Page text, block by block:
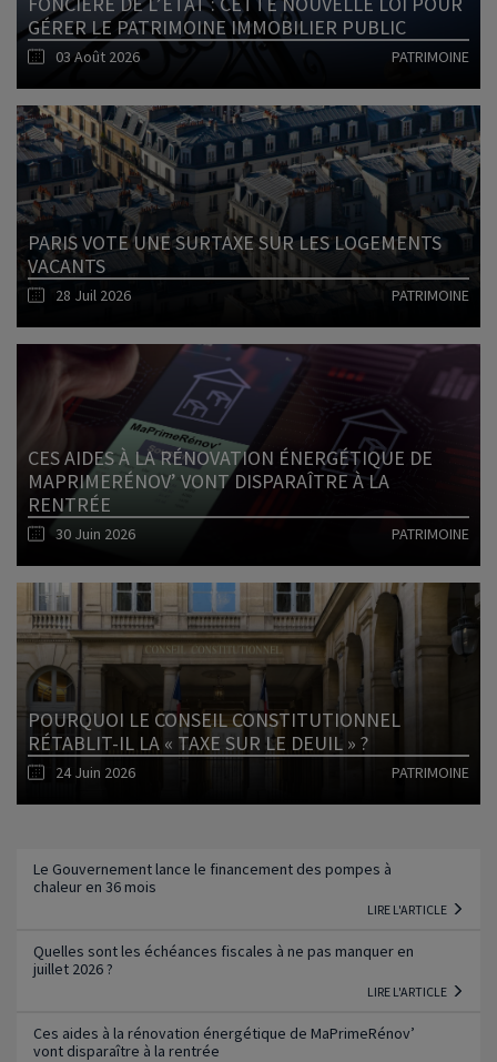
GÉRER LE PATRIMOINE IMMOBILIER PUBLIC
03 Août 2026 PATRIMOINE
Lire l'article
PARIS VOTE UNE SURTAXE SUR LES LOGEMENTS
VACANTS
28 Juil 2026 PATRIMOINE
Lire l'article
CES AIDES À LA RÉNOVATION ÉNERGÉTIQUE DE
MAPRIMERÉNOV’ VONT DISPARAÎTRE À LA
RENTRÉE
30 Juin 2026 PATRIMOINE
Lire l'article
POURQUOI LE CONSEIL CONSTITUTIONNEL
RÉTABLIT-IL LA « TAXE SUR LE DEUIL » ?
24 Juin 2026 PATRIMOINE
Le Gouvernement lance le financement des pompes à
chaleur en 36 mois
LIRE L'ARTICLE
Quelles sont les échéances fiscales à ne pas manquer en
juillet 2026 ?
LIRE L'ARTICLE
Ces aides à la rénovation énergétique de MaPrimeRénov’
vont disparaître à la rentrée